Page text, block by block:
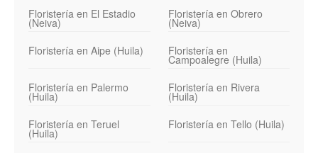
Floristería en El Estadio
(Neiva)
Floristería en Obrero
(Neiva)
Floristería en Aipe (Huila)
Floristería en
Campoalegre (Huila)
Floristería en Palermo
(Huila)
Floristería en Rivera
(Huila)
Floristería en Teruel
(Huila)
Floristería en Tello (Huila)